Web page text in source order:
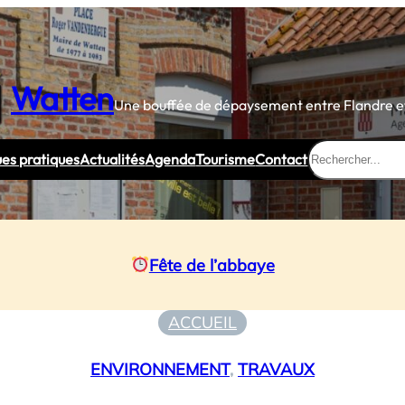
WattenUne bouffée de dépaysement entre Flandre
pratiquesActualitésAgendaTourismeContact
Rechercher
Fête de l’abbaye
ACCUEIL
ENVIRONNEMENT, TRAVAUX